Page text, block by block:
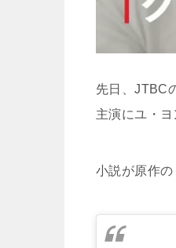
先日、JTBC
主演にユ・
小説が原作の